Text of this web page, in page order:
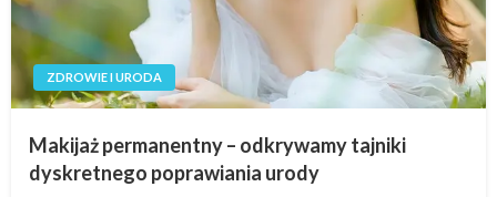
ZDROWIE I URODA
Makijaż permanentny – odkrywamy tajniki
dyskretnego poprawiania urody